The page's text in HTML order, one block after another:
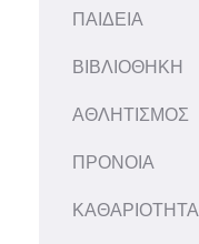
ΠΑΙΔΕΙΑ
ΒΙΒΛΙΟΘΗΚΗ
ΑΘΛΗΤΙΣΜΟΣ
ΠΡΟΝΟΙΑ
ΚΑΘΑΡΙΟΤΗΤΑ